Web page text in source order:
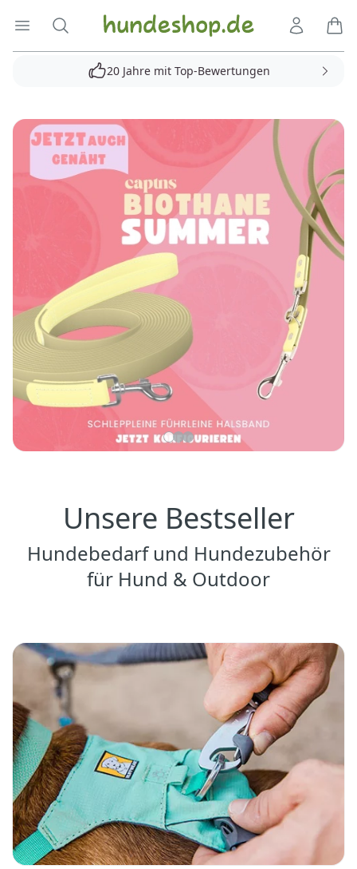
Menü öffnen
Suche Hundeshop.de
20 Jahre mit Top-Bewertungen
Unsere Bestseller
Hundebedarf und Hundezubehör
für Hund & Outdoor